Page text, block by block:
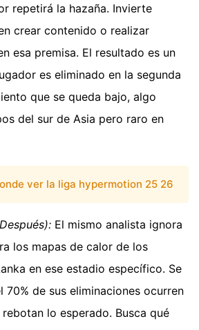
repetirá la hazaña. Invierte
crear contenido o realizar
esa premisa. El resultado es un
es eliminado en la segunda
que se queda bajo, algo
del sur de Asia pero raro en
ver la liga hypermotion 25 26
El mismo analista ignora
los mapas de calor de los
en ese estadio específico. Se
70% de sus eliminaciones ocurren
lo esperado. Busca qué